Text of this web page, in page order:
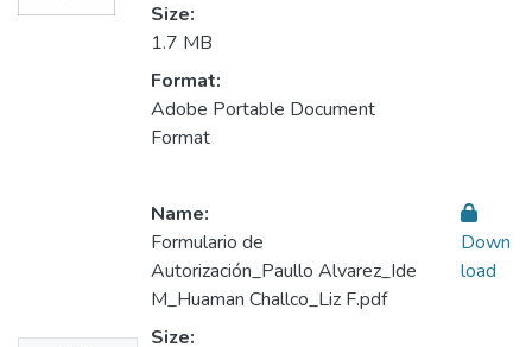
Size:
1.7 MB
Format:
Adobe Portable Document
Format
Name:
Formulario de
Autorización_Paullo Alvarez_Ide
M_Huaman Challco_Liz F.pdf
Size:
Down
load